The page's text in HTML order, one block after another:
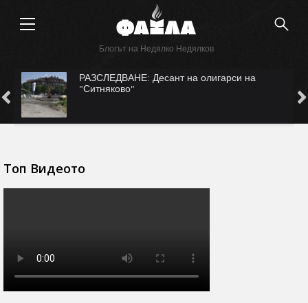
Блогът на Недялко Недялков
Десант на олигарси на
САМО ВЪВ
Топ Видеото